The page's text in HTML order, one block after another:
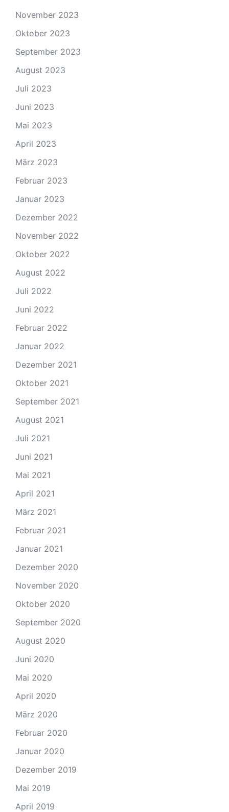
November 2023
Oktober 2023
September 2023
August 2023
Juli 2023
Juni 2023
Mai 2023
April 2023
März 2023
Februar 2023
Januar 2023
Dezember 2022
November 2022
Oktober 2022
August 2022
Juli 2022
Juni 2022
Februar 2022
Januar 2022
Dezember 2021
Oktober 2021
September 2021
August 2021
Juli 2021
Juni 2021
Mai 2021
April 2021
März 2021
Februar 2021
Januar 2021
Dezember 2020
November 2020
Oktober 2020
September 2020
August 2020
Juni 2020
Mai 2020
April 2020
März 2020
Februar 2020
Januar 2020
Dezember 2019
Mai 2019
April 2019